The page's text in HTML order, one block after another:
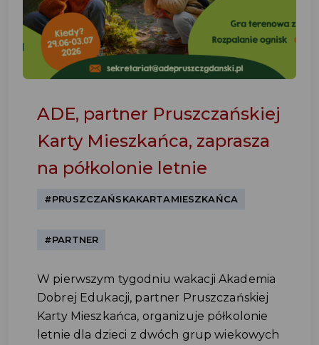
ADE, partner Pruszczańskiej
Karty Mieszkańca, zaprasza
na półkolonie letnie
#PRUSZCZAŃSKAKARTAMIESZKAŃCA
#PARTNER
W pierwszym tygodniu wakacji Akademia
Dobrej Edukacji, partner Pruszczańskiej
Karty Mieszkańca, organizuje półkolonie
letnie dla dzieci z dwóch grup wiekowych